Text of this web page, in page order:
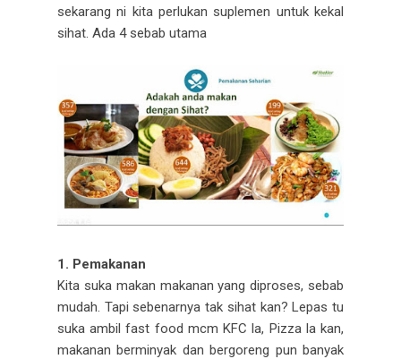
sekarang ni kita perlukan suplemen untuk kekal
sihat. Ada 4 sebab utama
1. Pemakanan
Kita suka makan makanan yang diproses, sebab
mudah. Tapi sebenarnya tak sihat kan? Lepas tu
suka ambil fast food mcm KFC la, Pizza la kan,
makanan berminyak dan bergoreng pun banyak